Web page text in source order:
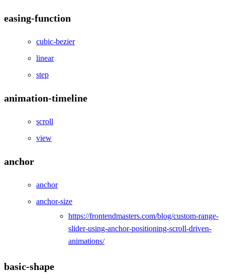
easing-function
cubic-bezier
linear
step
animation-timeline
scroll
view
anchor
anchor
anchor-size
https://frontendmasters.com/blog/custom-range-
slider-using-anchor-positioning-scroll-driven-
animations/
basic-shape